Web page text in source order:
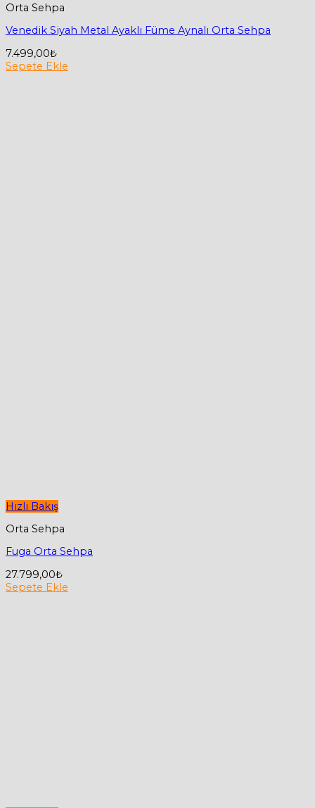
Orta Sehpa
Venedik Siyah Metal Ayaklı Füme Aynalı Orta Sehpa
7.499,00₺
Sepete Ekle
Hızlı Bakış
Orta Sehpa
Fuga Orta Sehpa
27.799,00₺
Sepete Ekle